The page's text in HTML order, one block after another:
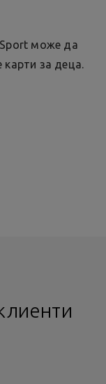
може да
карти за деца.